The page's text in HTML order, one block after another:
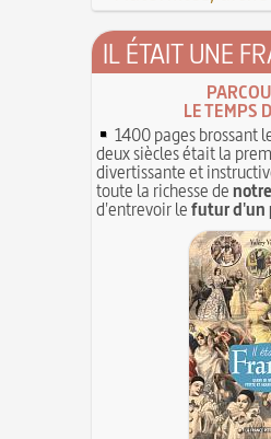
IL ÉTAIT UNE
LE TEMPS
1400 pages brossant
deux siècles était la
divertissante et
toute la richesse de
d'entrevoir lefutur d'un